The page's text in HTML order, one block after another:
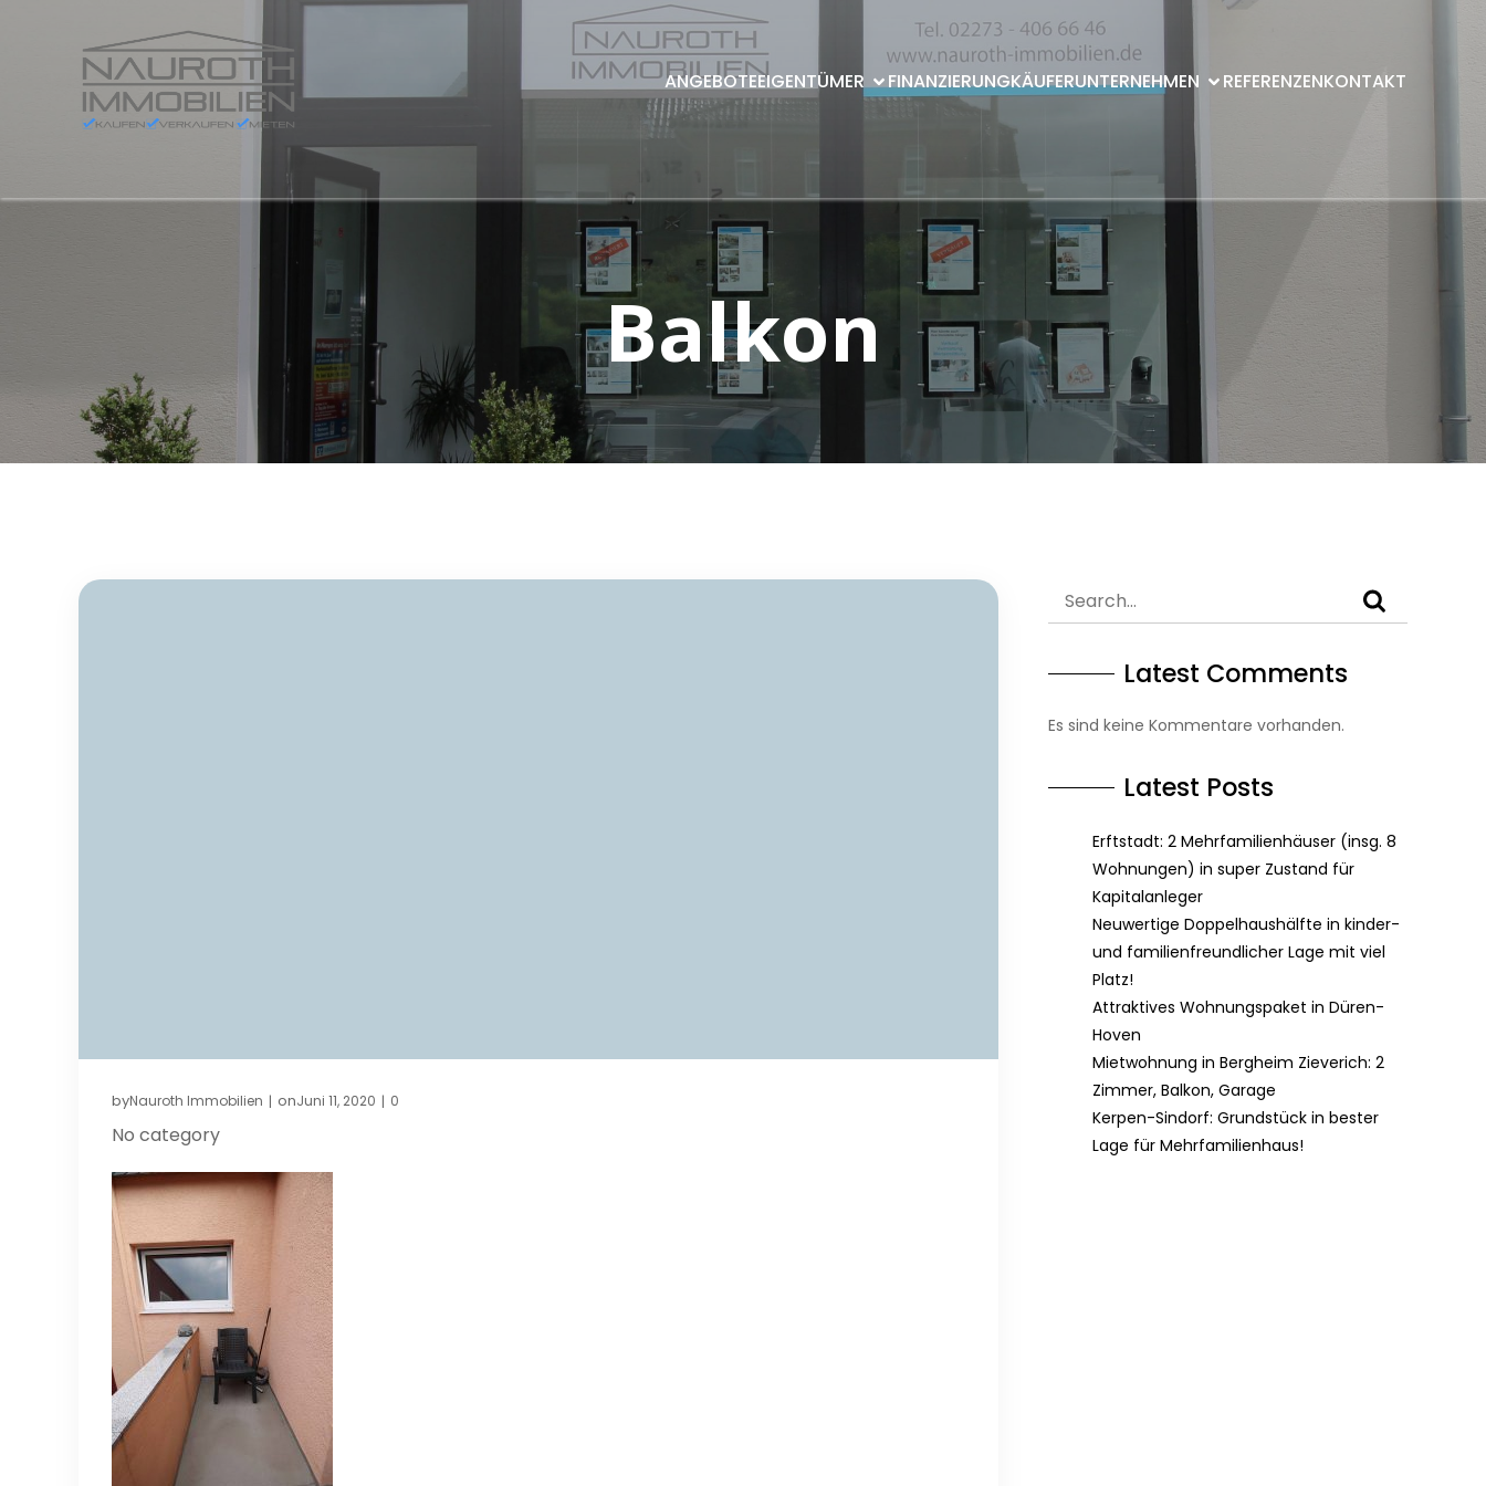
ANGEBOTEEIGENTÜMER FINANZIERUNGKÄUFERUNTERNEHMEN REFERENZENKONTAKT
Balkon
byNauroth Immobilien | onJuni 11, 2020 | 0
No category
Latest Comments
Es sind keine Kommentare vorhanden.
Latest Posts
Erftstadt: 2 Mehrfamilienhäuser (insg. 8
Wohnungen) in super Zustand für
Kapitalanleger
Neuwertige Doppelhaushälfte in kinder-
und familienfreundlicher Lage mit viel
Platz!
Attraktives Wohnungspaket in Düren-
Hoven
Mietwohnung in Bergheim Zieverich: 2
Zimmer, Balkon, Garage
Kerpen-Sindorf: Grundstück in bester
Lage für Mehrfamilienhaus!